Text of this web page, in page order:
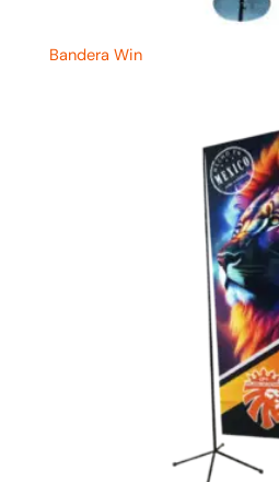
Bandera Win